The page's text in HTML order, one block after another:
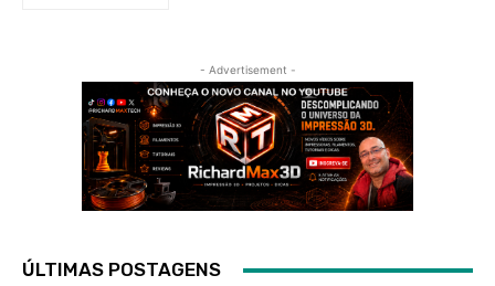
- Advertisement -
ÚLTIMAS POSTAGENS